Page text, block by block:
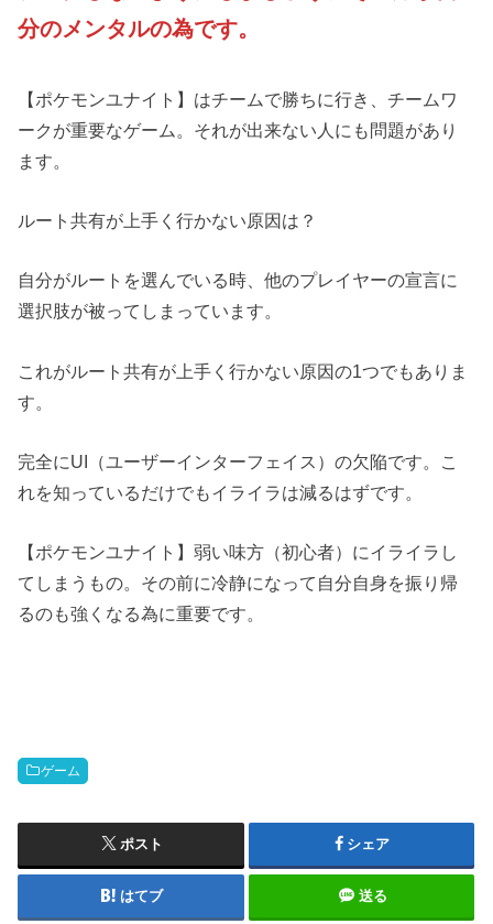
分のメンタルの為です。
【ポケモンユナイト】はチームで勝ちに行き、チームワ
ークが重要なゲーム。それが出来ない人にも問題があり
ます。
ルート共有が上手く行かない原因は？
自分がルートを選んでいる時、他のプレイヤーの宣言に
選択肢が被ってしまっています。
これがルート共有が上手く行かない原因の1つでもありま
す。
完全にUI（ユーザーインターフェイス）の欠陥です。こ
れを知っているだけでもイライラは減るはずです。
【ポケモンユナイト】弱い味方（初心者）にイライラし
てしまうもの。その前に冷静になって自分自身を振り帰
るのも強くなる為に重要です。
ゲーム
ポスト シェア
はてブ 送る